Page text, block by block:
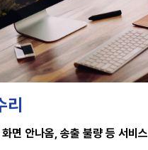
리
면 안나옴, 송출 불량 등 서비스